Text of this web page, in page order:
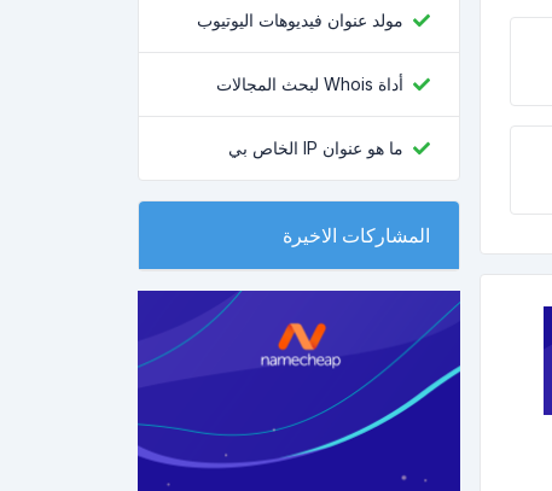
مولد عنوان فيديوهات اليوتيوب
أداة Whois لبحث المجالات
ما هو عنوان IP الخاص بي
المشاركات الاخيرة